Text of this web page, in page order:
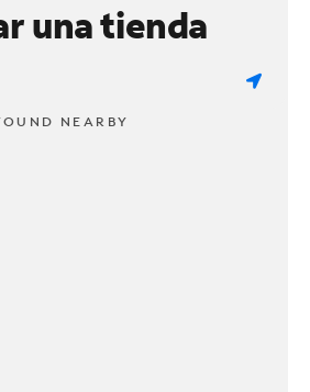
una tienda
NEARBY